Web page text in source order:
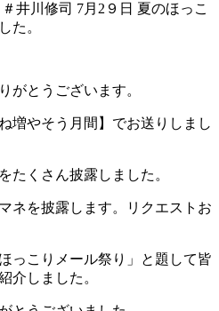
井川修司 7月2９日 夏のほっこ
た。
がとうございます。
増やそう月間】でお送りしまし
たくさん披露しました。
ネを披露します。リクエストお
っこりメール祭り」と題して皆
介しました。